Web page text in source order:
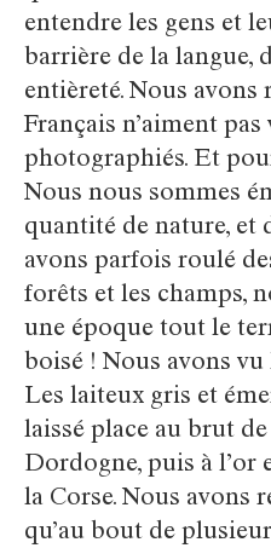
entendre les gens et
barrière de la langue,
entièreté. Nous avons
Français n’aiment
photographiés. Et
Nous nous sommes
quantité de nature, et
avons parfois roulé
forêts et les champs,
une époque tout le
boisé ! Nous avons
Les laiteux gris et
laissé place au brut
Dordogne, puis à l’or
la Corse. Nous avons
qu’au bout de